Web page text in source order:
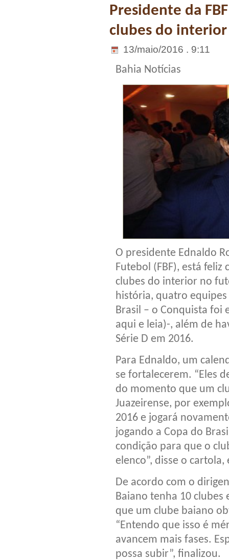
Presidente da
clubes do
13/maio/2016 . 9:11
Bahia Notícias
O presidente Ednaldo
Futebol (FBF), está
clubes do interior no
história, quatro equipes
Brasil – o Conquista foi
aqui e leia)-, além de
Série D em 2016.
Para Ednaldo, um
se fortalecerem. “Eles
do momento que um
Juazeirense, por
2016 e jogará
jogando a Copa do
condição para que o
elenco”, disse o
De acordo com o
Baiano tenha 10
que um clube baiano
“Entendo que isso é
avancem mais fases.
possa subir”, finalizou.